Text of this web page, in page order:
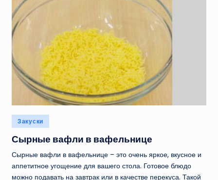
Опубликовано
в
Закуски
Сырные вафли в вафельнице
Сырные вафли в вафельнице – это очень яркое, вкусное и
аппетитное угощение для вашего стола. Готовое блюдо
можно подавать на завтрак или в качестве перекуса. Такой